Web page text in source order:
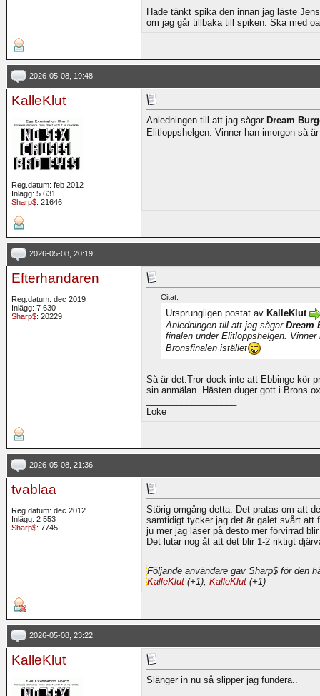
Hade tänkt spika den innan jag läste
om jag går tillbaka till spiken. Ska med
2026-05-08, 19:48
KalleKlut
Reg.datum: feb 2012
Inlägg: 5 631
Sharp$: 21646
Anledningen till att jag sågar Dream
Elitloppshelgen. Vinner han imorgon så
2026-05-08, 20:19
Efterhandaren
Reg.datum: dec 2019
Inlägg: 7 630
Sharp$: 20229
Citat:
Ursprungligen postat av KalleKlut
Anledningen till att jag sågar Dream
finalen under Elitloppshelgen.
Bronsfinalen istället
Så är det.Tror dock inte att Ebbinge kör
sin anmälan. Hästen duger gott i Brons
Loke
2026-05-08, 21:36
tvablaa
Reg.datum: dec 2012
Inlägg: 2 553
Sharp$: 7745
Störig omgång detta. Det pratas om att
samtidigt tycker jag det är galet svårt att
ju mer jag läser på desto mer förvirrad
Det lutar nog åt att det blir 1-2 riktigt
Följande användare gav Sharp$ för den
KalleKlut (+1), KalleKlut (+1)
2026-05-08, 23:22
KalleKlut
Slänger in nu så slipper jag fundera..